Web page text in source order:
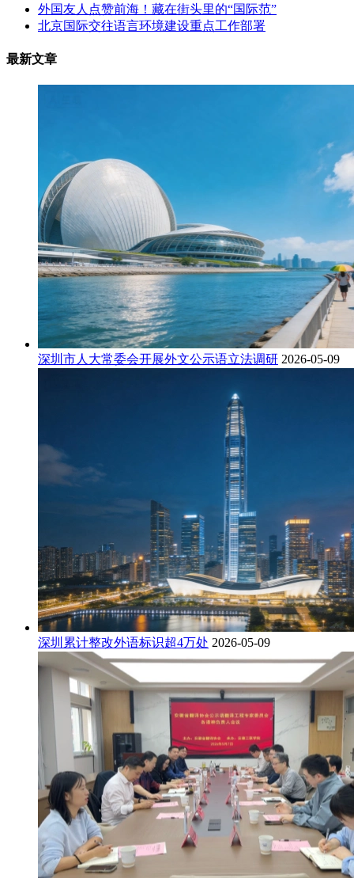
外国友人点赞前海！藏在街头里的“国际范”
北京国际交往语言环境建设重点工作部署
最新文章
深圳市人大常委会开展外文公示语立法调研 2026-05-09
深圳累计整改外语标识超4万处 2026-05-09